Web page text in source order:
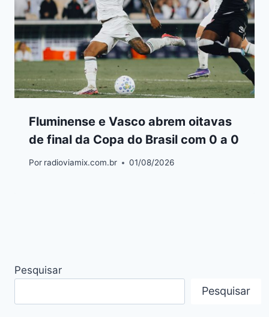
Fluminense e Vasco abrem oitavas
de final da Copa do Brasil com 0 a 0
Por radioviamix.com.br 01/08/2026
Pesquisar
Pesquisar